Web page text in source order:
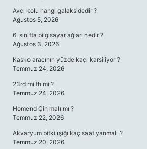
Avcı kolu hangi galaksidedir ?
Ağustos 5, 2026
6. sınıfta bilgisayar ağları nedir ?
Ağustos 3, 2026
Kasko aracının yüzde kaçı karsiliyor ?
Temmuz 24, 2026
23rd mi th mi ?
Temmuz 24, 2026
Homend Çin malı mı ?
Temmuz 22, 2026
Akvaryum bitki ışığı kaç saat yanmalı ?
Temmuz 20, 2026